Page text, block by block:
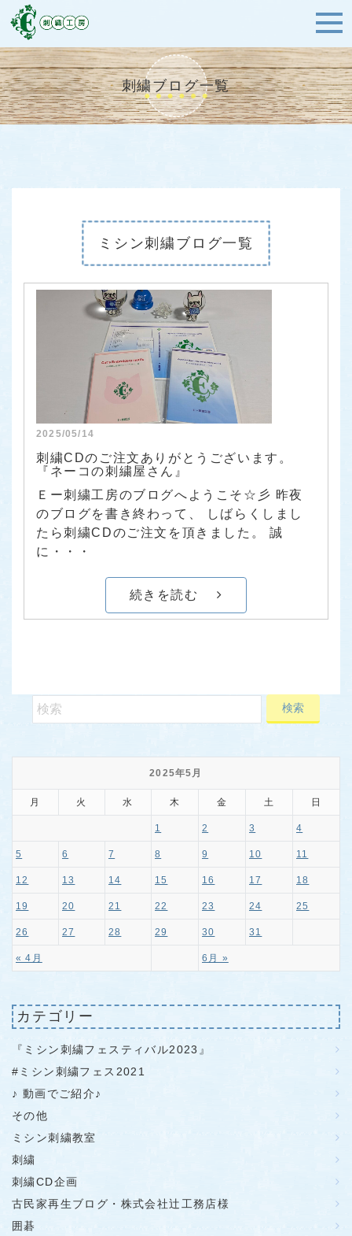
刺繍ブログ一覧
ミシン刺繍ブログ一覧
2025/05/14
刺繍CDのご注文ありがとうございます。
『ネーコの刺繍屋さん』
Ｅー刺繍工房のブログへようこそ☆彡 昨夜
のブログを書き終わって、 しばらくしまし
たら刺繍CDのご注文を頂きました。 誠
に・・・
続きを読む
2025年5月
月 火 水 木 金 土 日
« 4月 6月 »
1 2 3 4
5 6 7 8 9 10 11
12 13 14 15 16 17 18
19 20 21 22 23 24 25
26 27 28 29 30 31
カテゴリー
『ミシン刺繍フェスティバル2023』
#ミシン刺繍フェス2021
♪ 動画でご紹介♪
その他
ミシン刺繍教室
刺繍
刺繍CD企画
古民家再生ブログ・株式会社辻工務店様
囲碁